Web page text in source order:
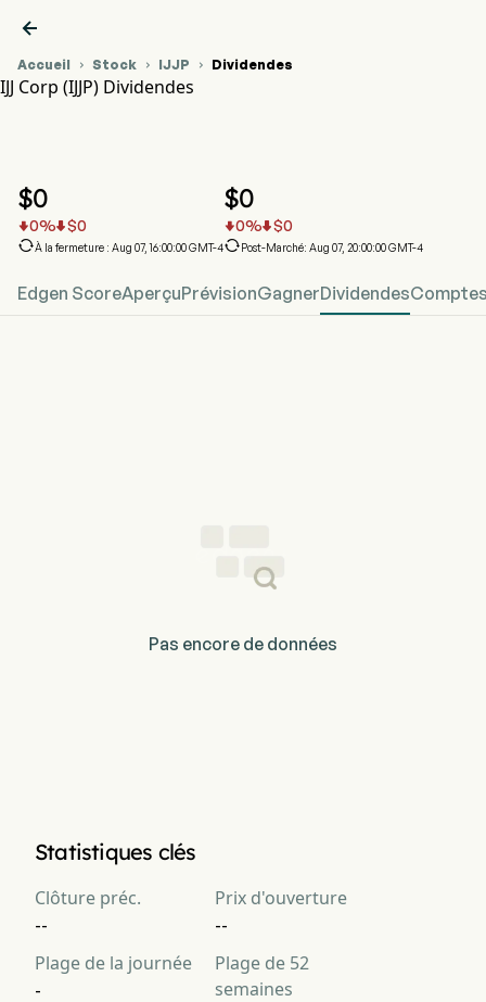

Accueil  Stock  IJJP  Dividendes
IJJ Corp (IJJP) Dividendes
$0
0% $0
À la fermeture : Aug 07, 16:00:00 GMT-4
$0
0% $0
Post-Marché: Aug 07, 20:00:00 GMT-4
Edgen ScoreAperçuPrévisionGagnerDividendes
Pas encore de données
Statistiques clés
Clôture préc.
--
Prix d'ouverture
--
Plage de la journée
-
Plage de 52
semaines